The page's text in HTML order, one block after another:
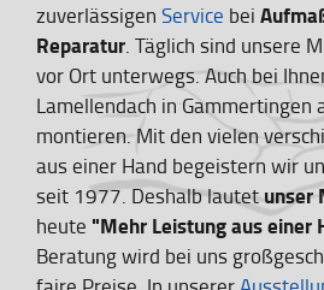
zuverlässigen Service bei
Reparatur. Täglich sind unsere
vor Ort unterwegs. Auch bei
Lamellendach in Gammertingen
montieren. Mit den vielen
aus einer Hand begeistern wir
seit 1977. Deshalb lautet unser
heute "Mehr Leistung aus einer
Beratung wird bei uns